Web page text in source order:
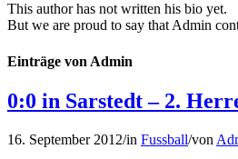
This author has not written his bio yet.
But we are proud to say that Admin
Einträge von Admin
0:0 in Sarstedt – 2.
16. September 2012/in Fussball/von